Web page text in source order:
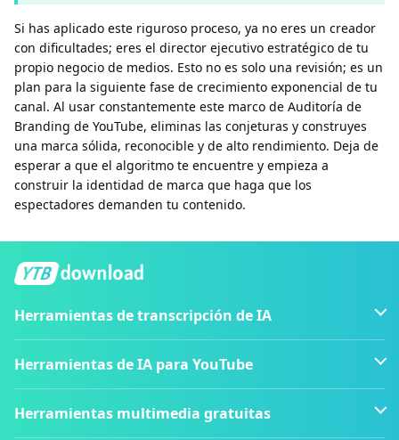
Si has aplicado este riguroso proceso, ya no eres un creador
con dificultades; eres el director ejecutivo estratégico de tu
propio negocio de medios. Esto no es solo una revisión; es un
plan para la siguiente fase de crecimiento exponencial de tu
canal. Al usar constantemente este marco de Auditoría de
Branding de YouTube, eliminas las conjeturas y construyes
una marca sólida, reconocible y de alto rendimiento. Deja de
esperar a que el algoritmo te encuentre y empieza a
construir la identidad de marca que haga que los
espectadores demanden tu contenido.
Herramientas de transcripción de IA
Herramientas de IA para YouTube
Herramientas multimedia gratuitas